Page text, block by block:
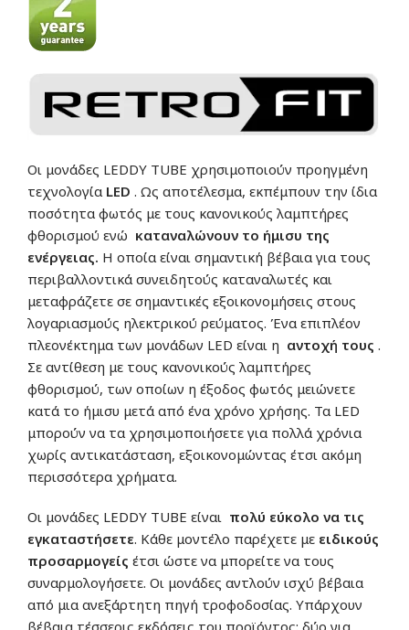
Οι μονάδες LEDDY TUBE χρησιμοποιούν προηγμένη
τεχνολογία LED . Ως αποτέλεσμα, εκπέμπουν την ίδια
ποσότητα φωτός με τους κανονικούς λαμπτήρες
φθορισμού ενώ καταναλώνουν το ήμισυ της
ενέργειας. Η οποία είναι σημαντική βέβαια για τους
περιβαλλοντικά συνειδητούς καταναλωτές και
μεταφράζετε σε σημαντικές εξοικονομήσεις στους
λογαριασμούς ηλεκτρικού ρεύματος. Ένα επιπλέον
πλεονέκτημα των μονάδων LED είναι η αντοχή τους .
Σε αντίθεση με τους κανονικούς λαμπτήρες
φθορισμού, των οποίων η έξοδος φωτός μειώνετε
κατά το ήμισυ μετά από ένα χρόνο χρήσης. Τα LED
μπορούν να τα χρησιμοποιήσετε για πολλά χρόνια
χωρίς αντικατάσταση, εξοικονομώντας έτσι ακόμη
περισσότερα χρήματα.
Οι μονάδες LEDDY TUBE είναι πολύ εύκολο να τις
εγκαταστήσετε. Κάθε μοντέλο παρέχετε με ειδικούς
προσαρμογείς έτσι ώστε να μπορείτε να τους
συναρμολογήσετε. Οι μονάδες αντλούν ισχύ βέβαια
από μια ανεξάρτητη πηγή τροφοδοσίας. Υπάρχουν